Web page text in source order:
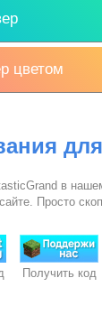
цветом
в
Просто
Получить код